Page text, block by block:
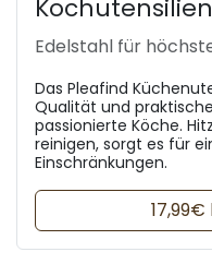
Edelstahl für
Das Pleafind
Qualität und
passionierte Köche.
reinigen, sorgt es für
Einschränkungen.